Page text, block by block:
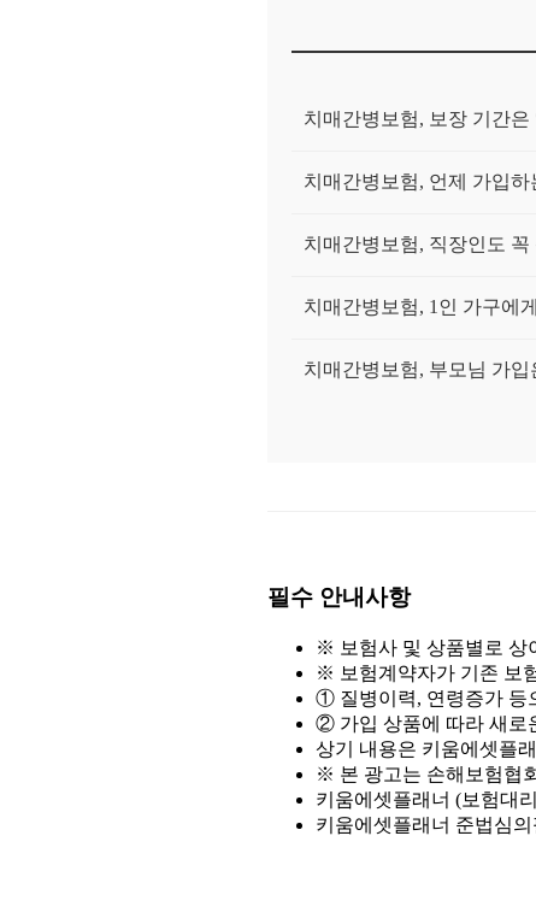
치매간병보험, 보장 기간
치매간병보험, 언제 가입
치매간병보험, 직장인도 꼭
치매간병보험, 1인 가구에
치매간병보험, 부모님 가
치매간병보험, 장기요양
치매간병보험, 병원 진단
치매간병보험, 진단받고
필수 안내사항
※ 보험사 및 상품별로 상
※ 보험계약자가 기존 보
① 질병이력, 연령증가 등
② 가입 상품에 따라 새로
상기 내용은 키움에셋플
※ 본 광고는 손해보험협
키움에셋플래너 (보험대
키움에셋플래너 준법심의